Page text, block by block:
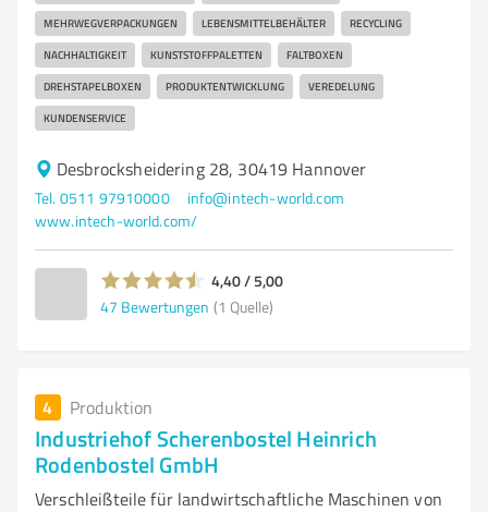
MEHRWEGVERPACKUNGEN LEBENSMITTELBEHÄLTER RECYCLING
NACHHALTIGKEIT KUNSTSTOFFPALETTEN FALTBOXEN
DREHSTAPELBOXEN PRODUKTENTWICKLUNG VEREDELUNG
KUNDENSERVICE
Desbrocksheidering 28, 30419 Hannover
Tel. 0511 97910000
info@intech-world.com
www.intech-world.com/
4,40 / 5,00
47 Bewertungen (1 Quelle)
4 Produktion
Industriehof Scherenbostel Heinrich
Rodenbostel GmbH
Verschleißteile für landwirtschaftliche Maschinen von